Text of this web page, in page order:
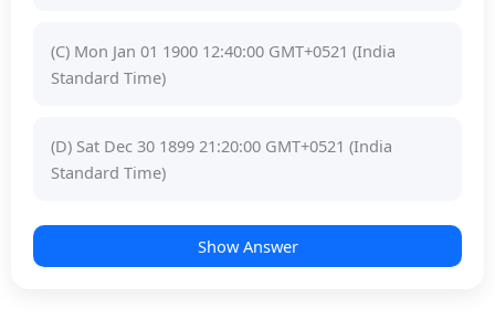
(C) Mon Jan 01 1900 12:40:00 GMT+0521 (India
Standard Time)
(D) Sat Dec 30 1899 21:20:00 GMT+0521 (India
Standard Time)
Show Answer